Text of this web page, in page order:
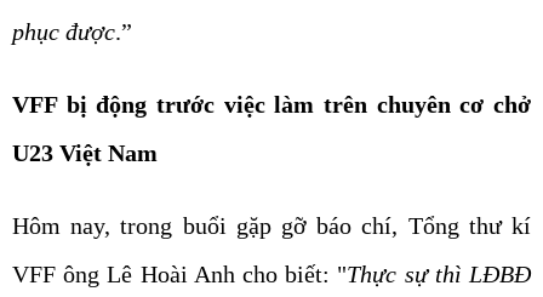
phục được.”
VFF bị động trước việc làm trên chuyên cơ chở
U23 Việt Nam
Hôm nay, trong buổi gặp gỡ báo chí, Tổng thư kí
VFF ông Lê Hoài Anh cho biết: "Thực sự thì LĐBĐ